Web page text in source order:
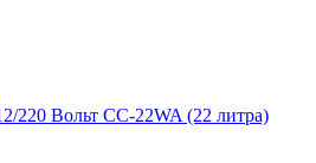
220 Вольт CC-22WA (22 литра)